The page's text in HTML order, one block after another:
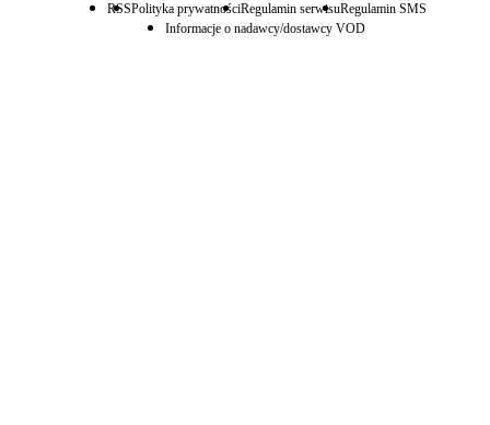
RSSPolityka prywatnościRegulamin serwisuRegulamin SMS
Informacje o nadawcy/dostawcy VOD